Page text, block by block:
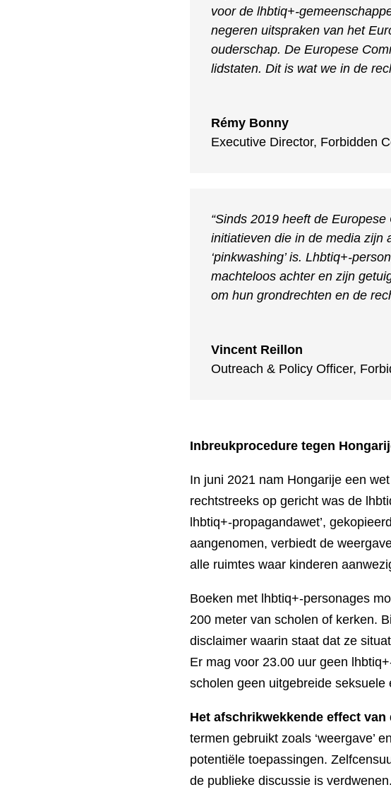
voor de lhbtiq+-
negeren uitspraken van het
ouderschap. De Europese
lidstaten. Dit is wat we in de
Rémy Bonny
Executive Director, Forbidden
“Sinds 2019 heeft de
initiatieven die in de media zijn
‘pinkwashing’ is. Lhbtiq+-
machteloos achter en zijn
om hun grondrechten en de
Vincent Reillon
Outreach & Policy Officer,
Inbreukprocedure tegen
In juni 2021 nam Hongarije een
rechtstreeks op gericht was de
lhbtiq+-propagandawet’,
aangenomen, verbiedt de
alle ruimtes waar kinderen
Boeken met lhbtiq+-personages
200 meter van scholen of kerken.
disclaimer waarin staat dat ze
Er mag voor 23.00 uur geen
scholen geen uitgebreide
Het afschrikwekkende effect
termen gebruikt zoals ‘weergave’
potentiële toepassingen.
de publieke discussie is